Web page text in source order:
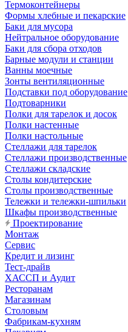
Термоконтейнеры
Формы хлебные и пекарские
Баки для мусора
Нейтральное оборудование
Баки для сбора отходов
Барные модули и станции
Ванны моечные
Зонты вентиляционные
Подставки под оборудование
Подтоварники
Полки для тарелок и досок
Полки настенные
Полки настольные
Стеллажи для тарелок
Стеллажи производственные
Стеллажи складские
Столы кондитерские
Столы производственные
Тележки и тележки-шпильки
Шкафы производственные
Проектирование
Монтаж
Сервис
Кредит и лизинг
Тест-драйв
ХАССП и Аудит
Ресторанам
Магазинам
Столовым
Фабрикам-кухням